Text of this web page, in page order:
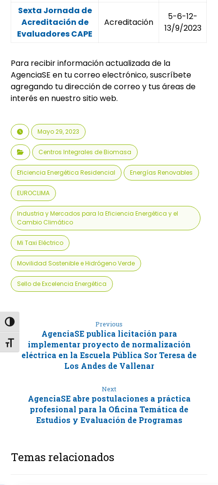
Alternar alto contraste
Alternar tamaño de letra
Sexta Jornada de
Acreditación de
Evaluadores CAPE
Acreditación
5-6-12-
13/9/2023
Para recibir información actualizada de la
AgenciaSE en tu correo electrónico, suscríbete
agregando tu dirección de correo y tus áreas de
interés en nuestro sitio web.
Mayo 29, 2023
Centros Integrales de Biomasa
Eficiencia Energética Residencial Energías Renovables
EUROCLIMA
Industria y Mercados para la Eficiencia Energética y el
Cambio Climático
Mi Taxi Eléctrico
Movilidad Sostenible e Hidrógeno Verde
Sello de Excelencia Energética
Previous
AgenciaSE publica licitación para
implementar proyecto de normalización
eléctrica en la Escuela Pública Sor Teresa de
Los Andes de Vallenar
Next
AgenciaSE abre postulaciones a práctica
profesional para la Oficina Temática de
Estudios y Evaluación de Programas
Temas relacionados